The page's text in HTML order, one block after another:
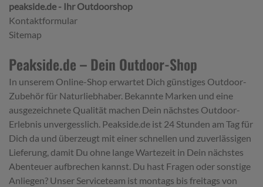
peakside.de - Ihr Outdoorshop
Kontaktformular
Sitemap
Peakside.de – Dein Outdoor-Shop
In unserem Online-Shop erwartet Dich günstiges Outdoor-
Zubehör für Naturliebhaber. Bekannte Marken und eine
ausgezeichnete Qualität machen Dein nächstes Outdoor-
Erlebnis unvergesslich. Peakside.de ist 24 Stunden am Tag für
Dich da und überzeugt mit einer schnellen und zuverlässigen
Lieferung, damit Du ohne lange Wartezeit in Dein nächstes
Abenteuer aufbrechen kannst. Du hast Fragen oder sonstige
Anliegen? Unser Serviceteam ist montags bis freitags von